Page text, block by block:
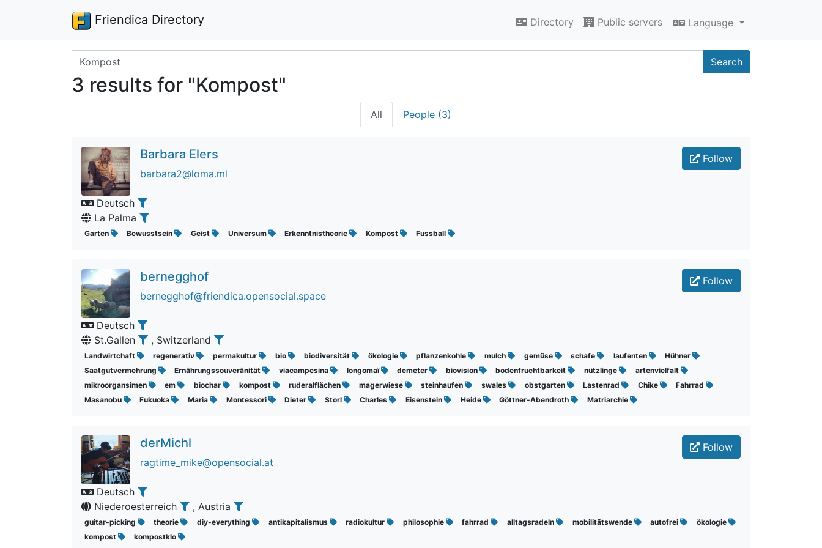
Friendica Directory Directory Public servers Language
Search terms Search
3 results for "Kompost"
All People (3)
Follow
Barbara Elers
barbara2@loma.ml
Deutsch
La Palma
Garten Bewusstsein Geist Universum Erkenntnistheorie Kompost Fussball
Follow
bernegghof
bernegghof@friendica.opensocial.space
Deutsch
St.Gallen
, Switzerland
Landwirtchaft regenerativ permakultur bio biodiversität ökologie pflanzenkohle mulch gemüse schafe laufenten
Hühner
Saatgutvermehrung
Ernährungssouveränität viacampesina longomaï demeter biovision bodenfruchtbarkeit nützlinge
artenvielfalt
mikroorgansimen
em biochar kompost ruderalflächen magerwiese steinhaufen swales obstgarten Lastenrad Chike
Fahrrad
Masanobu
Fukuoka Maria Montessori Dieter Storl Charles Eisenstein Heide Göttner-Abendroth Matriarchie
Follow
derMichl
ragtime_mike@opensocial.at
Deutsch
Niederoesterreich
, Austria
guitar-picking theorie diy-everything antikapitalismus radiokultur philosophie fahrrad alltagsradeln mobilitätswende autofrei
ökologie
kompost
kompostklo